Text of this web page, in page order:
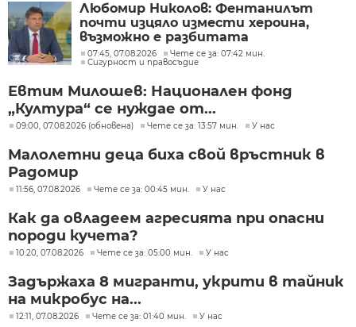
Любомир Николов: Фентанилът
почти изцяло измести хероина,
възможно е разбитата
лаборатория да е единствената у
нас
07:45, 07.08.2026
Чете се за: 07:42 мин.
Сигурност и правосъдие
Евтим Милошев: Национален фонд
„Култура“ се нуждае от...
09:00, 07.08.2026 (обновена) Чете се за: 13:57 мин. У нас
Малолетни деца биха свой връстник в
Радомир
11:56, 07.08.2026 Чете се за: 00:45 мин. У нас
Как да овладеем агресията при опасни
породи кучета?
10:20, 07.08.2026 Чете се за: 05:00 мин. У нас
Задържаха 8 мигранти, укрити в тайник
на микробус на...
12:11, 07.08.2026 Чете се за: 01:40 мин. У нас